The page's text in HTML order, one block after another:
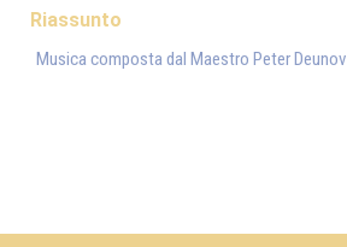
Riassunto
Musica composta dal Maestro Peter Deunov